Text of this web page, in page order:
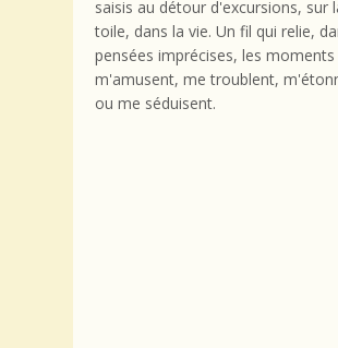
saisis au détour d'excursions, sur
toile, dans la vie. Un fil qui relie,
pensées imprécises, les moments
m'amusent, me troublent,
ou me séduisent.